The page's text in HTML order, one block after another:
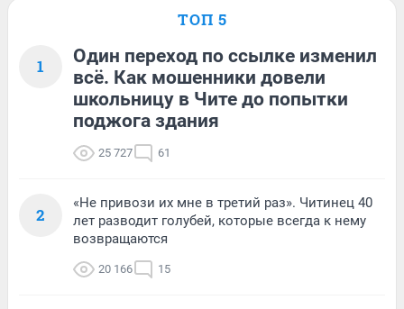
ТОП 5
1
Один переход по ссылке изменил
всё. Как мошенники довели
школьницу в Чите до попытки
поджога здания
25 727 61
2
«Не привози их мне в третий раз». Читинец 40
лет разводит голубей, которые всегда к нему
возвращаются
20 166 15